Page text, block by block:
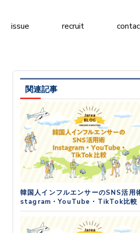
issue recruit
関連記事
韓国人インフルエンサーのSNS活用
stagram・YouTube・TikTok比較